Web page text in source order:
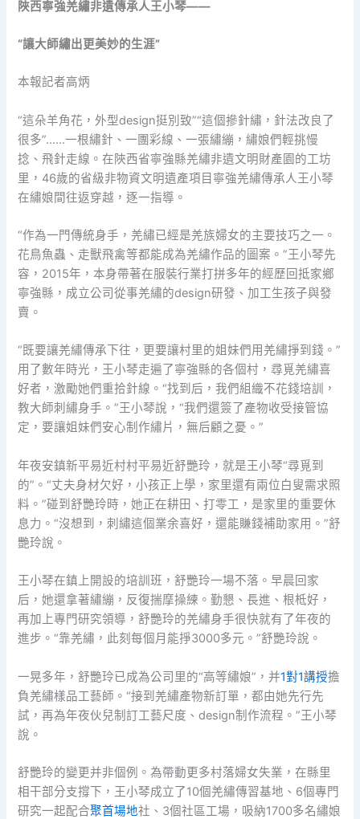
陜西寧強羌繡非遺傳承人王小琴——
“讓大師繡出更美妙的生涯”
本報記者高炳
“這朵羊角花，外型design挺別致”“這個摻針繡，針法改良了
很多”……一根繡針、一團彩線、一張繡繃，繡娘們輕挑慢
捻、飛針走線。在陜西省寧強縣羌繡非遺文明財產園的工坊
里，46歲的省級非物資文明遺產項目寧強羌繡傳承人王小琴
在繡娘間往返穿越，逐一指導。
“作為一門傳統身手，羌繡已經是羌族婦女的主要技巧之一。
花鳥魚蟲、走獸飛禽等都能成為羌繡作品的圖案。”王小琴先
容，2015年，本身帶著在服裝行業打拼多年的經歷回抵家鄉
寧強縣，成立公司從事羌繡的design研發、加工生孩子與發
賣。
“既要讓羌繡傳承下往，更要讓村里的姐妹們用羌繡掙到錢。”
用了數年時光，王小琴走遍了寧強縣的各個村，尋覓羌繡喜
好者，激勵她們重拾針線。“找到后，我們組織不花錢培訓，
教大師刺繡身手。”王小琴說，“我們還簽了產物收受接管協
定，要讓姐妹們安心制作繡片，無后顧之憂。”
年夜安鎮新平易近村村平易近舒艷玲，就是王小琴“尋覓到
的”。“丈夫身材欠好，小孩正上學，家里還有兩位白叟需求照
料。”碰到舒艷玲時，她正在耕田、打零工，是家里的重要休
息力。“沒想到，刺繡這個業余喜好，還能賺錢補助家用。”舒
艷玲說。
王小琴在鎮上開設的培訓班，舒艷玲一場不落。早晨回家
后，她還拿著繡繃，反復揣摩操練。勤懇、長進、根柢好，
再加上專門研究領導，舒艷玲的羌繡身手很快就有了年夜的
進步。“靠羌繡，此刻每個月能掙3000多元。”舒艷玲說。
一晃多年，舒艷玲已成為公司里的“高等繡娘”，并1對1講授擔
負羌繡樣品工藝師。“接到羌繡產物新訂單，都由她先行先
試，再為年夜伙兒制訂工藝尺度、design制作流程。”王小琴
說。
舒艷玲的變更并非個例。為帶動更多村落婦女失業，在縣里
相干部分支撐下，王小琴成立了10個羌繡傳習基地、6個專門
研究一起配合聚首場地社、3個社區工場，吸納1700多名繡娘